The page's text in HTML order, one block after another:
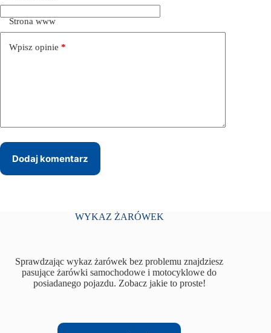
Strona www
Wpisz opinie *
Dodaj komentarz
WYKAZ ŻARÓWEK
Sprawdzając wykaz żarówek bez problemu znajdziesz
pasujące żarówki samochodowe i motocyklowe do
posiadanego pojazdu. Zobacz jakie to proste!